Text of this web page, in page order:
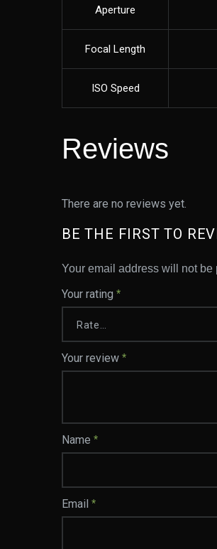
Aperture
Focal Length
ISO Speed
Reviews
There are no reviews yet.
BE THE FIRST TO
Your email address will not be
Your rating *
Your review *
Name *
Email *